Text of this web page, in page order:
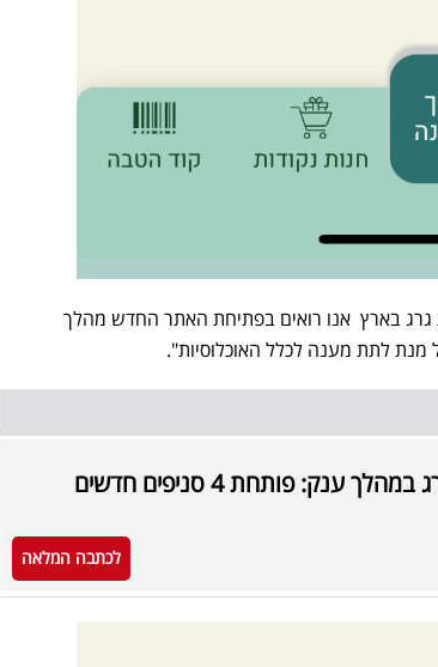
בארץ אנו רואים בפתיחת האתר החדש מהלך
מנת לתת מענה לכלל האוכלוסיות".
ענק: פותחת 4 סניפים חדשים
לכתבה המלאה